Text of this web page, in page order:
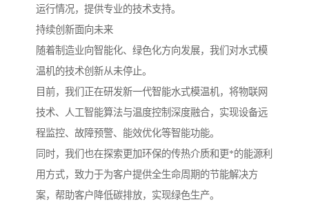
运行情况，提供专业的技术支持。
持续创新面向未来
随着制造业向智能化、绿色化方向发展，我们对水式模
温机的技术创新从未停止。
目前，我们正在研发新一代智能水式模温机，将物联网
技术、人工智能算法与温度控制深度融合，实现设备远
程监控、故障预警、能效优化等智能功能。
同时，我们也在探索更加环保的传热介质和更*的能源利
用方式，致力于为客户提供全生命周期的节能解决方
案，帮助客户降低碳排放，实现绿色生产。